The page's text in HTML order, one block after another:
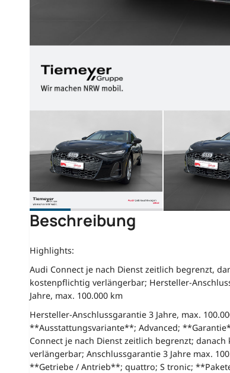
Beschreibung
Highlights:
Audi Connect je nach Dienst zeitlich begrenzt,
kostenpflichtig verlängerbar; Hersteller-
Jahre, max. 100.000 km
Hersteller-Anschlussgarantie 3 Jahre, max.
**Ausstattungsvariante**; Advanced;
Connect je nach Dienst zeitlich begrenzt;
verlängerbar; Anschlussgarantie 3 Jahre max.
**Getriebe / Antrieb**; quattro; S tronic;